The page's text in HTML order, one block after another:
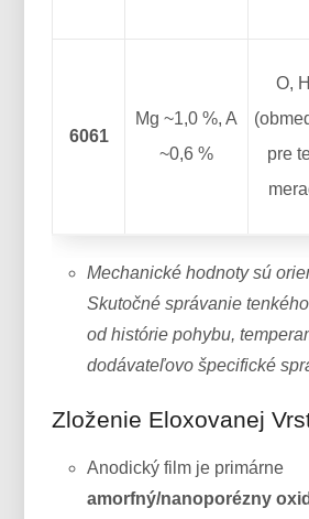
6061
Mg ~1,0 %, A
~0,6 %
O,
pre
Mechanické hodnoty sú
Skutočné správanie
od histórie pohybu,
dodávateľovo špecifické
Zloženie Eloxovanej
Anodický film je primárne
amorfný/nanoporézny